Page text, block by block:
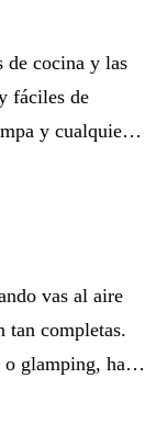
de cocina y las
fáciles de
y cualquier
para
vas al aire
tan completas.
glamping, ha
Para